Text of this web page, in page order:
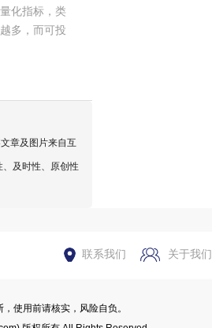
化指标，类
多，而可投
章及图片来自互
及时性、原创性
联系我们 关于我们
使用前请核实，风险自负。